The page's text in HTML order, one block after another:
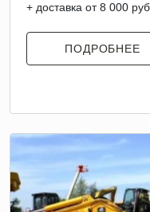
+ доставка от 8 000 руб.
ПОДРОБНЕЕ